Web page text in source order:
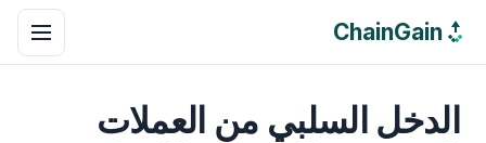
ChainGain
الدخل السلبي من العملات